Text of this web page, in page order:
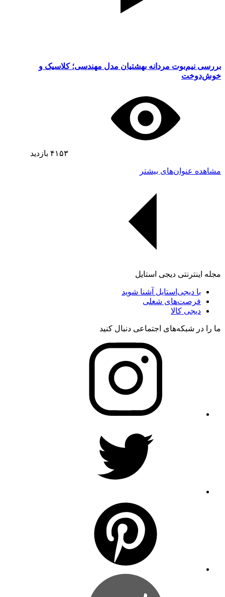
بررسی نیم‌بوت مردانه بهشتیان مدل مهندسی؛ کلاسیک و
خوش‌دوخت
۴۱۵۳ بازدید
مشاهده عنوان‌های بیشتر
مجله اینترنتی دیجی استایل
با دیجی‌استایل آشنا شوید
فرصت‌های شغلی
دیجی کالا
ما را در شبکه‌های اجتماعی دنبال کنید